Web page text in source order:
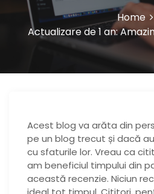
Home
Actualizare de 1 an:
Acest blog va arăta din
pe un blog trecut și dacă
cu sfaturile lor. Vreau ca
am beneficiul timpului din
această recenzie. Niciun